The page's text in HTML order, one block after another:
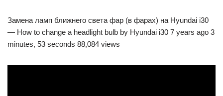
Замена ламп ближнего света фар (в фарах) на Hyundai i30
— How to change a headlight bulb by Hyundai i30 7 years ago 3
minutes, 53 seconds 88,084 views